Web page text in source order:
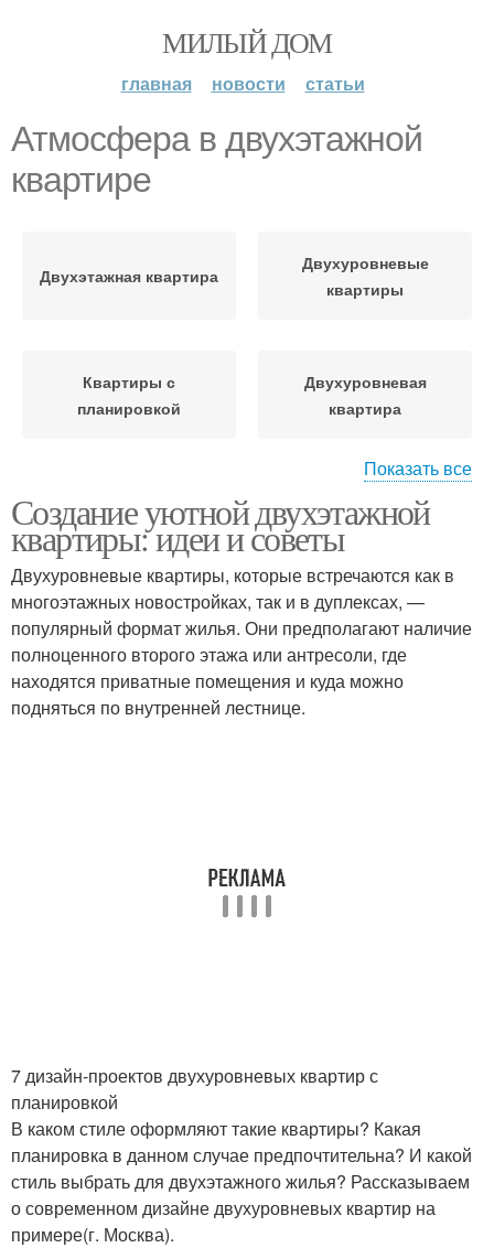
МИЛЫЙ ДОМ
главная новости статьи
Атмосфера в двухэтажной
квартире
Двухэтажная квартира
Двухуровневые
квартиры
Квартиры с
планировкой
Двухуровневая
квартира
Помещения в квартире Квартира по сравнению
Двухэтажные квартиры
Мебели в двухэтажной
квартире
Показать все
Создание уютной двухэтажной
квартиры: идеи и советы
Двухуровневые квартиры, которые встречаются как в
многоэтажных новостройках, так и в дуплексах, —
популярный формат жилья. Они предполагают наличие
полноценного второго этажа или антресоли, где
находятся приватные помещения и куда можно
подняться по внутренней лестнице.
7 дизайн-проектов двухуровневых квартир с
планировкой
В каком стиле оформляют такие квартиры? Какая
планировка в данном случае предпочтительна? И какой
стиль выбрать для двухэтажного жилья? Рассказываем
о современном дизайне двухуровневых квартир на
примере(г. Москва).